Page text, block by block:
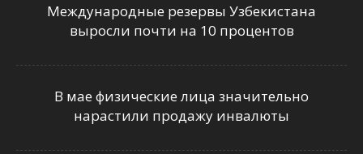
Международные резервы Узбекистана
выросли почти на 10 процентов
В мае физические лица значительно
нарастили продажу инвалюты